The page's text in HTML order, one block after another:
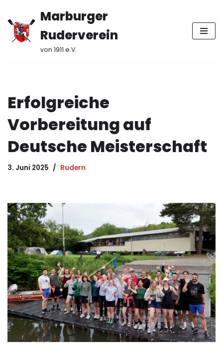
Zum
Inhalt
Marburger
Ruderverein
von 1911 e.V.
Erfolgreiche
Vorbereitung auf
Deutsche Meisterschaft
3. Juni 2025 Rudern